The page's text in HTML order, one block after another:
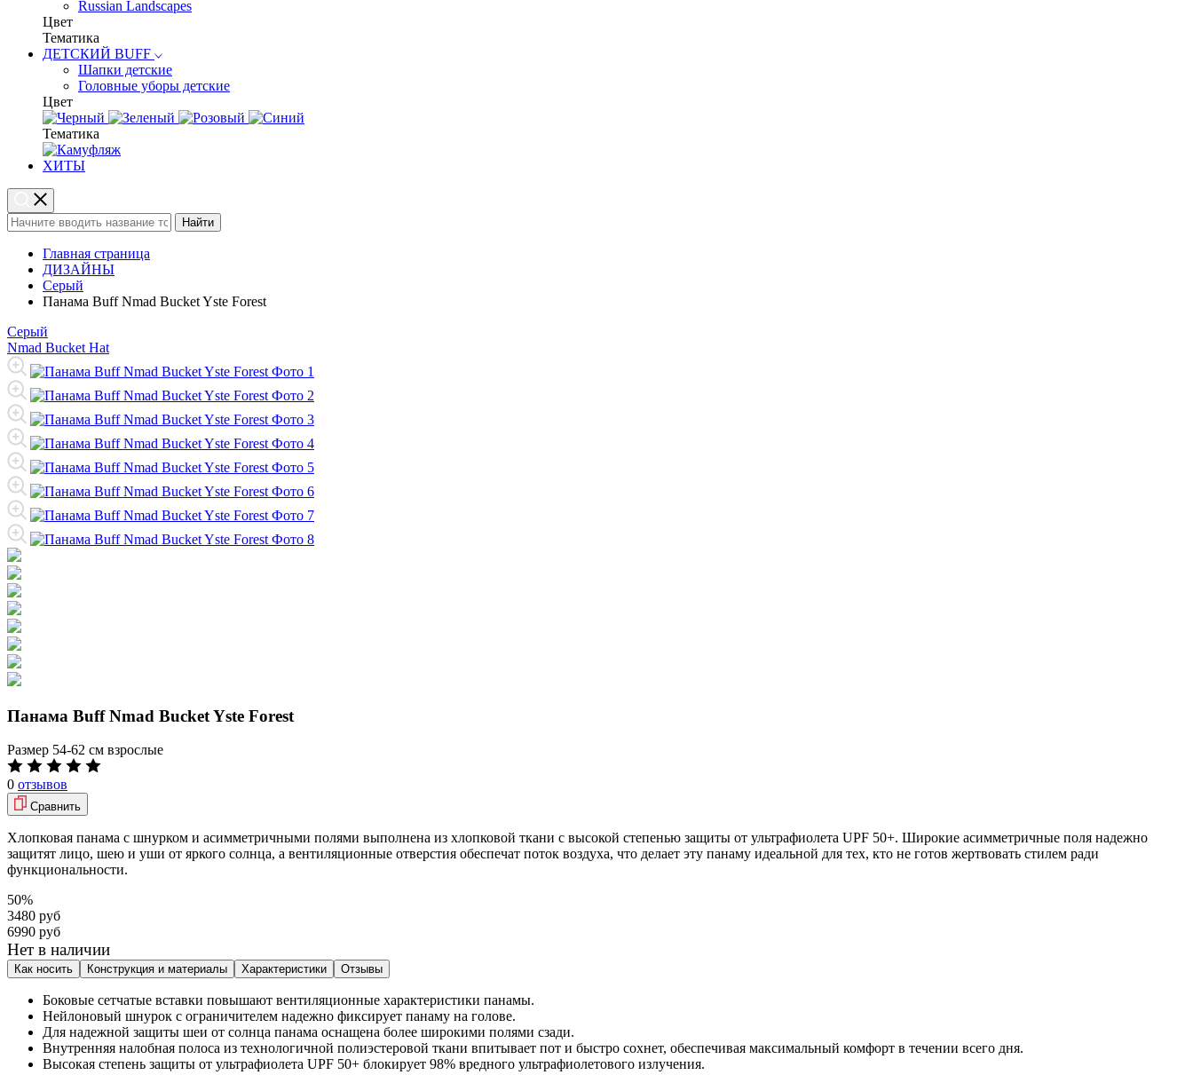
Russian Landscapes
Цвет
Тематика
ДЕТСКИЙ BUFF
Шапки детские
Головные уборы детские
Цвет
Тематика
ХИТЫ
Найти
Главная страница
ДИЗАЙНЫ
Серый
Панама Buff Nmad Bucket Yste Forest
Серый
Nmad Bucket Hat
Панама Buff Nmad Bucket Yste Forest
Размер 54-62 см взрослые
0 отзывов
Сравнить
Хлопковая панама с шнурком и асимметричными полями выполнена из хлопковой ткани с высокой степенью защиты от ультрафиолета UPF 50+. Широкие асимметричные поля надежно
защитят лицо, шею и уши от яркого солнца, а вентиляционные отверстия обеспечат поток воздуха, что делает эту панаму идеальной для тех, кто не готов жертвовать стилем ради
функциональности.
50%
3480 руб
6990 руб
Нет в наличии
Как носить Конструкция и материалы Характеристики Отзывы
Боковые сетчатые вставки повышают вентиляционные характеристики панамы.
Нейлоновый шнурок с ограничителем надежно фиксирует панаму на голове.
Для надежной защиты шеи от солнца панама оснащена более широкими полями сзади.
Внутренняя налобная полоса из технологичной полиэстеровой ткани впитывает пот и быстро сохнет, обеспечивая максимальный комфорт в течении всего дня.
Высокая степень защиты от ультрафиолета UPF 50+ блокирует 98% вредного ультрафиолетового излучения.